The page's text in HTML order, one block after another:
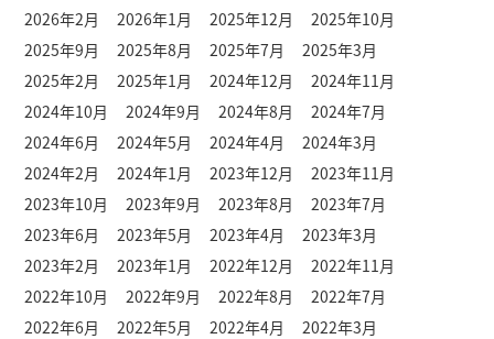
2026年2月
2026年1月 2025年12月
2025年10月
2025年9月
2025年8月 2025年7月
2025年3月
2025年2月
2025年1月 2024年12月
2024年11月
2024年10月
2024年9月 2024年8月
2024年7月
2024年6月
2024年5月 2024年4月
2024年3月
2024年2月
2024年1月 2023年12月
2023年11月
2023年10月
2023年9月 2023年8月
2023年7月
2023年6月
2023年5月 2023年4月
2023年3月
2023年2月
2023年1月 2022年12月
2022年11月
2022年10月
2022年9月 2022年8月
2022年7月
2022年6月
2022年5月 2022年4月
2022年3月